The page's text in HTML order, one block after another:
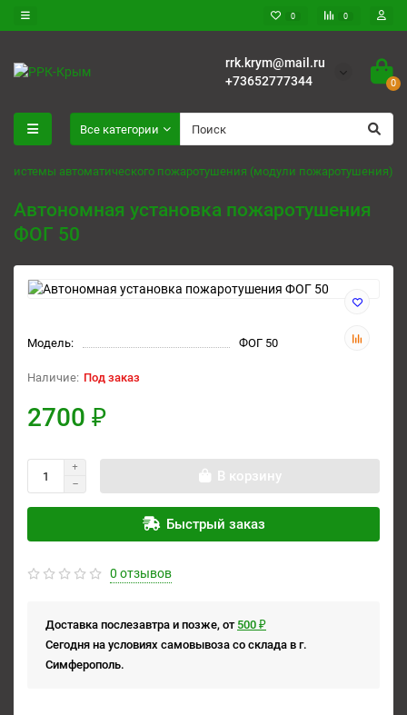
0 0
rrk.krym@mail.ru
+73652777344
0
Все категории
Системы автоматического пожаротушения (модули пожаротушения)
Автономная установка пожаротушения
ФОГ 50
Модель: ФОГ 50
Под заказ
2700 ₽
В корзину
Быстрый заказ
0 отзывов
Доставка послезавтра и позже, от 500 ₽
Сегодня на условиях самовывоза со склада в г.
Симферополь.